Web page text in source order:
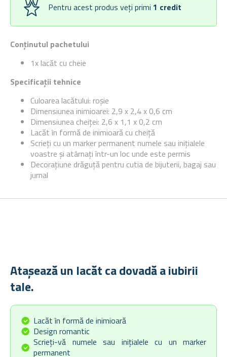
Conținutul pachetului
1x lacăt cu cheie
Specificații tehnice
Culoarea lacătului: roșie
Dimensiunea inimioarei: 2,9 x 2,4 x 0,6 cm
Dimensiunea cheiței: 2,6 x 1,1 x 0,2 cm
Lacăt în formă de inimioară cu cheiță
Scrieți cu un marker permanent numele sau inițialele
voastre și atârnați într-un loc unde este permis
Decorațiune drăguță pentru cutia de bijuterii, bagaj sau
jurnal
Pentru acest produs veți primi 1 credit
Atașează un lacăt ca dovadă a iubirii
tale.
Lacăt în formă de inimioară
Design romantic
Scrieți-vă numele sau inițialele cu un marker
permanent